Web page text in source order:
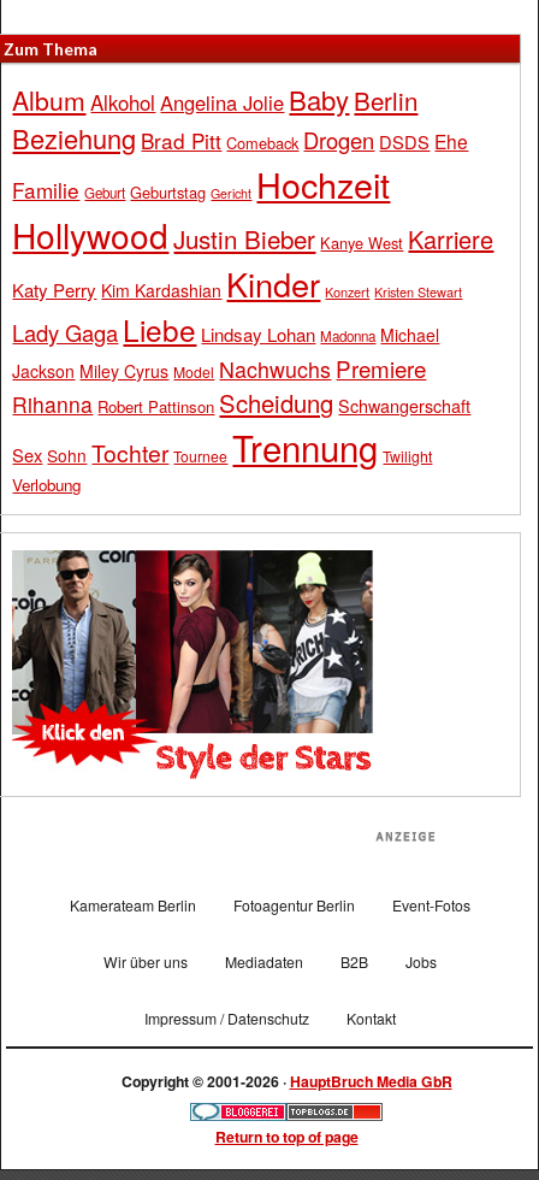
Zum Thema
Album Alkohol Angelina Jolie BabyBerlin
Beziehung Brad Pitt Comeback Drogen DSDS Ehe
Familie Geburt Geburtstag Gericht Hochzeit
Hollywood Justin Bieber Kanye West Karriere
Katy Perry Kim Kardashian Kinder Konzert Kristen Stewart
Lady Gaga Liebe Lindsay Lohan Madonna Michael
Jackson Miley Cyrus Model Nachwuchs Premiere
Rihanna Robert Pattinson Scheidung Schwangerschaft
Sex Sohn Tochter Tournee Trennung Twilight
Verlobung
Kamerateam Berlin Fotoagentur Berlin Event-Fotos
Wir über uns Mediadaten B2B Jobs
Impressum / Datenschutz Kontakt
Copyright © 2001-2026 ·HauptBruch Media GbR
Return to top of page